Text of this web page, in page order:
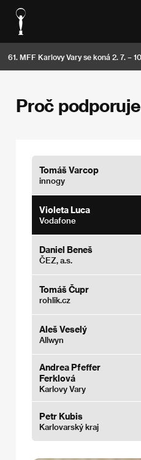
61. MFF Karlovy Vary se koná 2. 7. –
Proč
Tomáš Varcop
innogy
Violeta Luca
Vodafone
Daniel Beneš
ČEZ, a.s.
Tomáš Čupr
rohlik.cz
Aleš Veselý
Allwyn
Andrea Pfeffer
Ferklová
Karlovy Vary
Petr Kubis
Karlovarský kraj